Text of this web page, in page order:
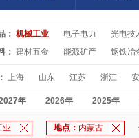
国内展会 展会会
： 机械工业 电子电力 光电技
： 建材五金 能源矿产 钢铁冶
上海 山东 江苏 浙江
年 2026年 2025年
业 地点： 内蒙古